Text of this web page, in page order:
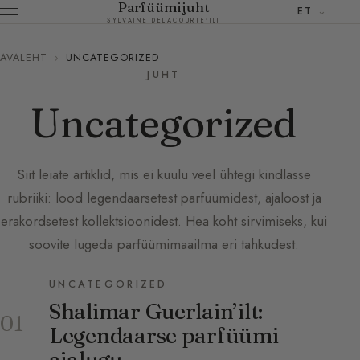
Parfüümijuht
SYLVAINE DELACOURTE'ILT
ET
AVALEHT ›
UNCATEGORIZED
JUHT
Uncategorized
Siit leiate artiklid, mis ei kuulu veel ühtegi kindlasse
rubriiki: lood legendaarsetest parfüümidest, ajaloost ja
erakordsetest kollektsioonidest. Hea koht sirvimiseks, kui
soovite lugeda parfüümimaailma eri tahkudest.
01
UNCATEGORIZED
Shalimar Guerlain’ilt:
Legendaarse parfüümi